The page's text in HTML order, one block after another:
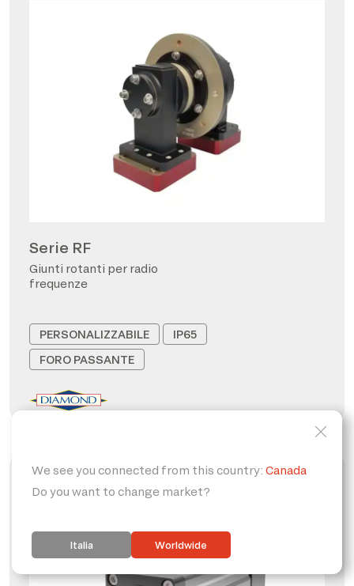
Serie RF
Giunti rotanti per radio
frequenze
PERSONALIZZABILE
IP65
FORO PASSANTE